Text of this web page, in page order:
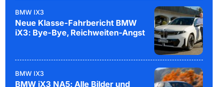
BMW IX3
Neue Klasse-Fahrbericht BMW
iX3: Bye-Bye, Reichweiten-Angst
BMW IX3
BMW iX3 NA5: Alle Bilder und